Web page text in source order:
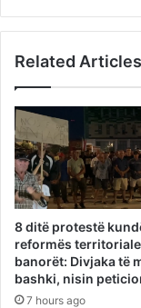
Related Articles
8 ditë protestë
reformës
banorët: Divjaka të
bashki, nisin
7 hours ago